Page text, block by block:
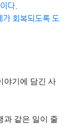
다.
가 회복되도록 도
야기에 담긴 사
과 같은 일이 줄